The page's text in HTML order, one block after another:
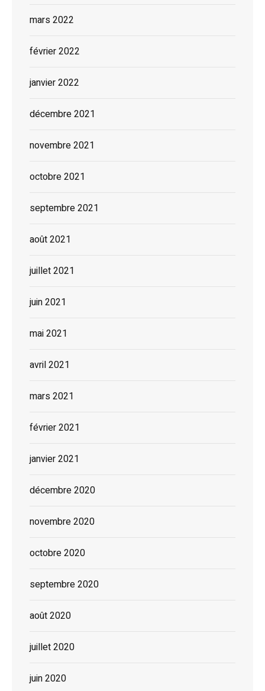
mars 2022
février 2022
janvier 2022
décembre 2021
novembre 2021
octobre 2021
septembre 2021
août 2021
juillet 2021
juin 2021
mai 2021
avril 2021
mars 2021
février 2021
janvier 2021
décembre 2020
novembre 2020
octobre 2020
septembre 2020
août 2020
juillet 2020
juin 2020